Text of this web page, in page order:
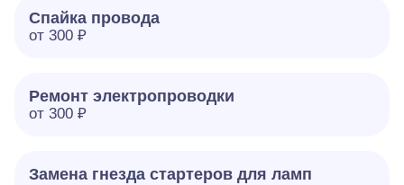
Спайка провода
от 300 ₽
Ремонт электропроводки
от 300 ₽
Замена гнезда стартеров для ламп